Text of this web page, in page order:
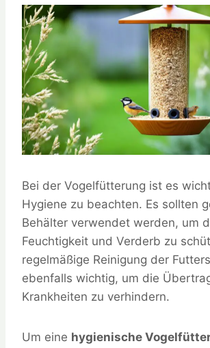
Bei der Vogelfütterung ist es
Hygiene zu beachten. Es sollten
Behälter verwendet werden, um
Feuchtigkeit und Verderb zu
regelmäßige Reinigung der
ebenfalls wichtig, um die
Krankheiten zu verhindern.
Um eine hygienische